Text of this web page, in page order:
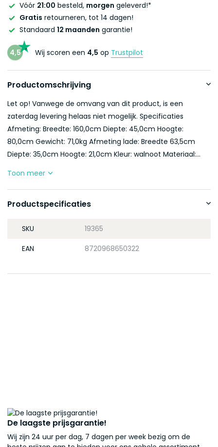
Vóór 21:00 besteld, morgen geleverd!*
Gratis retourneren, tot 14 dagen!
Standaard 12 maanden garantie!
4,5 Wij scoren een 4,5 op Trustpilot
Productomschrijving
Let op! Vanwege de omvang van dit product, is een
zaterdag levering helaas niet mogelijk. Specificaties
Afmeting: Breedte: 160,0cm Diepte: 45,0cm Hoogte:
80,0cm Gewicht: 71,0kg Afmeting lade: Breedte 63,5cm
Diepte: 35,0cm Hoogte: 21,0cm Kleur: walnoot Materiaal:...
Toon meer
Productspecificaties
SKU 19365
EAN 8720968650322
De laagste prijsgarantie!
Wij zijn 24 uur per dag, 7 dagen per week bezig om de